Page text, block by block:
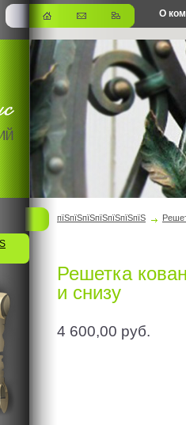
О
офис
пїЅпїЅпїЅпїЅпїЅпїЅпїЅ
Решетка
и снизу
4 600,00 руб.